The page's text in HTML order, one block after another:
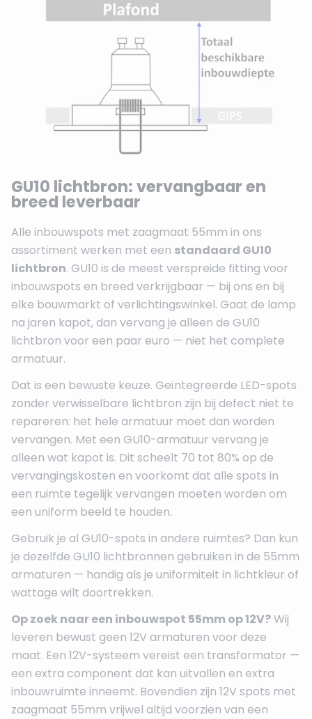
GU10 lichtbron: vervangbaar en
breed leverbaar
Alle inbouwspots met zaagmaat 55mm in ons
assortiment werken met een standaard GU10
lichtbron. GU10 is de meest verspreide fitting voor
inbouwspots en breed verkrijgbaar — bij ons en bij
elke bouwmarkt of verlichtingswinkel. Gaat de lamp
na jaren kapot, dan vervang je alleen de GU10
lichtbron voor een paar euro — niet het complete
armatuur.
Dat is een bewuste keuze. Geïntegreerde LED-spots
zonder verwisselbare lichtbron zijn bij defect niet te
repareren: het hele armatuur moet dan worden
vervangen. Met een GU10-armatuur vervang je
alleen wat kapot is. Dit scheelt 70 tot 80% op de
vervangingskosten en voorkomt dat alle spots in
een ruimte tegelijk vervangen moeten worden om
een uniform beeld te houden.
Gebruik je al GU10-spots in andere ruimtes? Dan kun
je dezelfde GU10 lichtbronnen gebruiken in de 55mm
armaturen — handig als je uniformiteit in lichtkleur of
wattage wilt doortrekken.
Op zoek naar een inbouwspot 55mm op 12V?Wij
leveren bewust geen 12V armaturen voor deze
maat. Een 12V-systeem vereist een transformator —
een extra component dat kan uitvallen en extra
inbouwruimte inneemt. Bovendien zijn 12V spots met
zaagmaat 55mm vrijwel altijd voorzien van een